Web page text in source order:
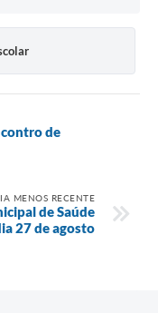
de
MENOS RECENTE
de Saúde
27 de agosto